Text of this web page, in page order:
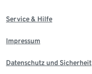
Service & Hilfe
Impressum
Datenschutz und Sicherheit